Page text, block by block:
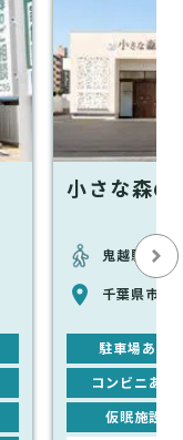
小さな森の
鬼越駅から
千葉県市川
駐車場あり
コンビニあり
仮眠施設